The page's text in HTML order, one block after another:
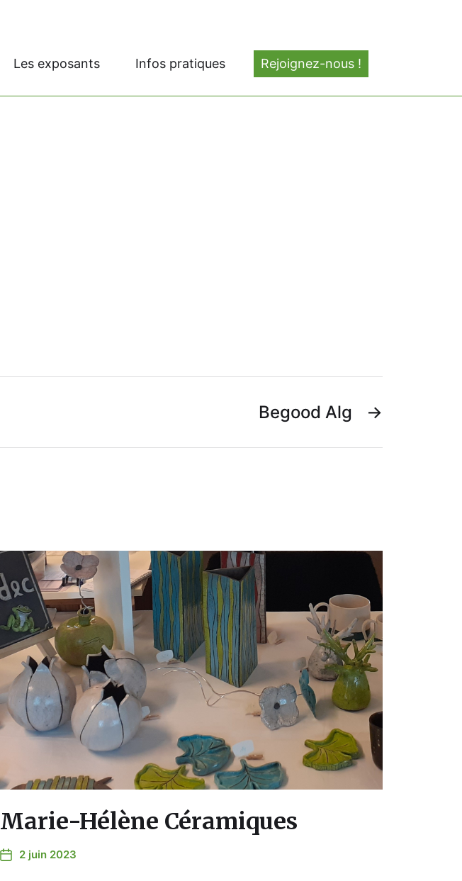
Les exposants Infos pratiques Rejoignez-nous !
→
Begood Alg
Marie-Hélène Céramiques
2 juin 2023